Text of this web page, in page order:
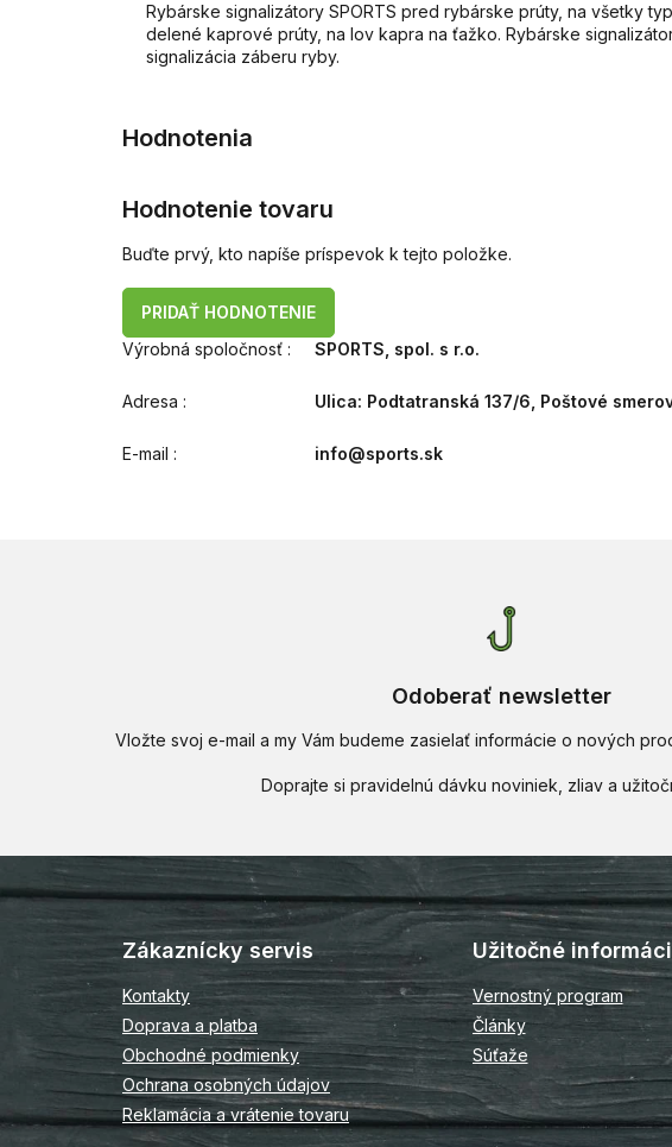
Rybárske signalizátory SPORTS pred rybárske prúty, na všetky
delené kaprové prúty, na lov kapra na ťažko. Rybárske
signalizácia záberu ryby.
Hodnotenie tovaru
Buďte prvý, kto napíše príspevok k tejto položke.
PRIDAŤ HODNOTENIE
Výrobná spoločnosť : SPORTS, spol. s r.o.
Adresa : Ulica: Podtatranská 137/6, Poštové
E-mail : info@sports.sk
Odoberať newsletter
Vložte svoj e-mail a my Vám budeme zasielať informácie o nových
Z
Zákaznícky servis
Kontakty
Doprava a platba
Obchodné podmienky
Ochrana osobných údajov
Reklamácia a vrátenie tovaru
Užitočné
Vernostný program
Články
Súťaže